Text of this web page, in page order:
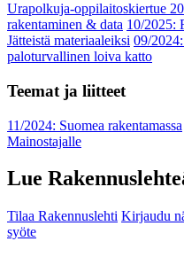
Urapolkuja-oppilaitoskiertue
rakentaminen & data 10/2025:
Jätteistä materiaaleiksi 09/
paloturvallinen loiva katto
Teemat ja liitteet
11/2024: Suomea rakentamassa
Mainostajalle
Lue
Tilaa Rakennuslehti Kirjaudu
syöte